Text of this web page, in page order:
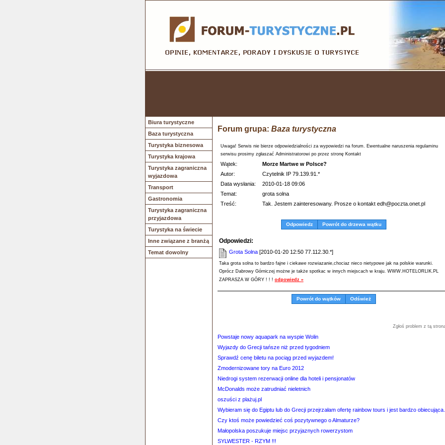
Biura turystyczne
Baza turystyczna
Turystyka biznesowa
Turystyka krajowa
Turystyka zagraniczna
wyjazdowa
Transport
Gastronomia
Turystyka zagraniczna
przyjazdowa
Turystyka na świecie
Inne związane z branżą
Temat dowolny
Forum grupa: Baza turystyczna
Uwaga! Serwis nie bierze odpowiedzialności za wypowiedzi na forum. Ewentualne naruszenia regulaminu
serwisu prosimy zgłaszać Administratorowi po przez stronę Kontakt
Wątek:
Morze Martwe w Polsce?
Autor:
Czytelnik IP 79.139.91.*
Data wysłania:
2010-01-18 09:06
Temat:
grota solna
Treść:
Tak. Jestem zainteresowany. Prosze o kontakt edh@poczta.onet.pl
Odpowiedz Powrót do drzewa wątku
Odpowiedzi:
Grota Solna [2010-01-20 12:50 77.112.30.*]
Taka grota solna to bardzo fajne i ciekawe rozwiazanie,chociaz nieco nietypowe jak na polskie warunki.
Oprócz Dabrowy Górniczej możne je także spotkac w innych miejscach w kraju. WWW.HOTELORLIK.PL
ZAPRASZA W GÓRY ! ! ! odpowiedz »
Powrót do wątków Odśwież
Zgłoś problem z tą
Powstaje nowy aquapark na wyspie Wolin
Wyjazdy do Grecji tańsze niż przed tygodniem
Sprawdź cenę biletu na pociąg przed wyjazdem!
Zmodernizowane tory na Euro 2012
Niedrogi system rezerwacji online dla hoteli i pensjonatów
McDonalds może zatrudniać nieletnich
oszuści z plażuj.pl
Wybieram się do Egiptu lub do Grecji przejrzałam ofertę rainbow tours i jest bardzo obiecująca.
Czy ktoś może powiedzieć coś pozytywnego o Almaturze?
Małopolska poszukuje miejsc przyjaznych rowerzystom
SYLWESTER - RZYM !!!